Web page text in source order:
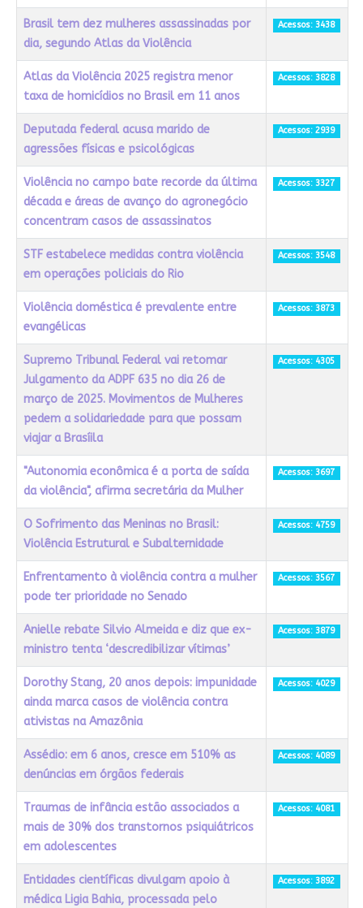
Brasil tem dez mulheres assassinadas por
dia, segundo Atlas da Violência
Acessos: 3438
Atlas da Violência 2025 registra menor
taxa de homicídios no Brasil em 11 anos
Acessos: 3828
Deputada federal acusa marido de
agressões físicas e psicológicas
Acessos: 2939
Violência no campo bate recorde da última
década e áreas de avanço do agronegócio
concentram casos de assassinatos
Acessos: 3327
STF estabelece medidas contra violência
em operações policiais do Rio
Acessos: 3548
Violência doméstica é prevalente entre
evangélicas
Acessos: 3873
Supremo Tribunal Federal vai retomar
Julgamento da ADPF 635 no dia 26 de
março de 2025. Movimentos de Mulheres
pedem a solidariedade para que possam
viajar a Brasíila
Acessos: 4305
"Autonomia econômica é a porta de saída
da violência", afirma secretária da Mulher
Acessos: 3697
O Sofrimento das Meninas no Brasil:
Violência Estrutural e Subalternidade
Acessos: 4759
Enfrentamento à violência contra a mulher
pode ter prioridade no Senado
Acessos: 3567
Anielle rebate Silvio Almeida e diz que ex-
ministro tenta ‘descredibilizar vítimas’
Acessos: 3879
Dorothy Stang, 20 anos depois: impunidade
ainda marca casos de violência contra
ativistas na Amazônia
Acessos: 4029
Assédio: em 6 anos, cresce em 510% as
denúncias em órgãos federais
Acessos: 4089
Traumas de infância estão associados a
mais de 30% dos transtornos psiquiátricos
em adolescentes
Acessos: 4081
Entidades científicas divulgam apoio à
médica Ligia Bahia, processada pelo
Acessos: 3892